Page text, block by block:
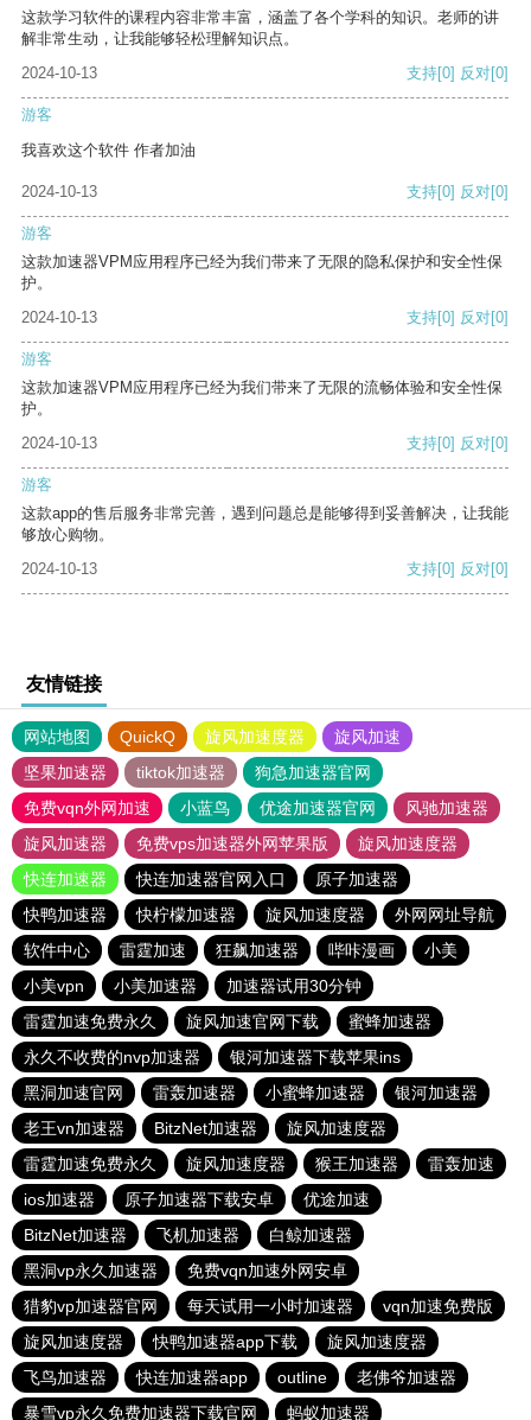
这款学习软件的课程内容非常丰富，涵盖了各个学科的知识。老师的讲
解非常生动，让我能够轻松理解知识点。
2024-10-13
支持[0] 反对[0]
游客
我喜欢这个软件 作者加油
2024-10-13 支持[0] 反对[0]
游客
这款加速器VPM应用程序已经为我们带来了无限的隐私保护和安全性保
护。
2024-10-13
支持[0] 反对[0]
游客
这款加速器VPM应用程序已经为我们带来了无限的流畅体验和安全性保
护。
2024-10-13
支持[0] 反对[0]
游客
这款app的售后服务非常完善，遇到问题总是能够得到妥善解决，让我能
够放心购物。
2024-10-13
支持[0] 反对[0]
友情链接
网站地图 QuickQ 旋风加速度器
旋风加速
坚果加速器
tiktok加速器
狗急加速器官网
免费vqn外网加速
小蓝鸟 优途加速器官网
风驰加速器
旋风加速器
免费vps加速器外网苹果版
旋风加速度器
快连加速器
快连加速器官网入口
原子加速器
快鸭加速器
快柠檬加速器 旋风加速度器
外网网址导航
软件中心
雷霆加速 狂飙加速器 哔咔漫画
小美
小美vpn
小美加速器
加速器试用30分钟
雷霆加速免费永久
旋风加速官网下载
蜜蜂加速器
永久不收费的nvp加速器
银河加速器下载苹果ins
黑洞加速官网
雷轰加速器 小蜜蜂加速器
银河加速器
老王vn加速器
BitzNet加速器
旋风加速度器
雷霆加速免费永久
旋风加速度器 猴王加速器
雷轰加速
ios加速器
原子加速器下载安卓
优途加速
BitzNet加速器
飞机加速器
白鲸加速器
黑洞vp永久加速器
免费vqn加速外网安卓
猎豹vp加速器官网
每天试用一小时加速器
vqn加速免费版
旋风加速度器
快鸭加速器app下载
旋风加速度器
飞鸟加速器
快连加速器app outline
老佛爷加速器
暴雪vp永久免费加速器下载官网
蚂蚁加速器